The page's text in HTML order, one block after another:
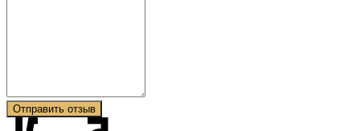
Отправить отзыв